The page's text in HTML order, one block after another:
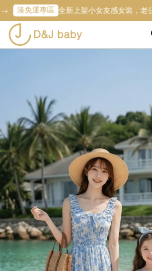
運專區 全新上架小女友感女裝，老公最愛 →